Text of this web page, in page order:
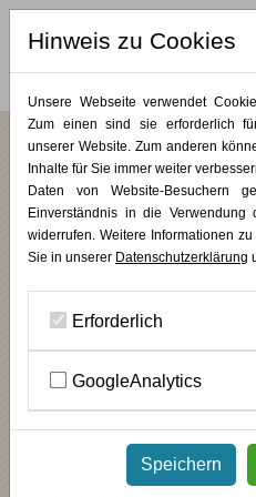
Zimmer 08
Das großzügige Vierbettzimmer
offenes Raumkonzept: Bodentiefe
der Empore, eingezogene
Luftigkeit.
Die farbigen Fensterrahmen und
und gute Laune wir die
Zentrum des ungewöhnlich
vier Hocker. Hier können Sie
abends gemeinsam den Tag
Zur Ausstattung des Zimmers
ÜBER DIE KÜNSTLERIN
Hinweis zu Cookies
Unsere Webseite verwendet
Zum einen sind sie erforderlich
unserer Website. Zum anderen
Inhalte für Sie immer weiter
Daten von Website-Besuchern
Einverständnis in die
widerrufen. Weitere Informationen
Sie in unserer Datenschutzerklärung
Erforderlich
GoogleAnalytics
Speichern